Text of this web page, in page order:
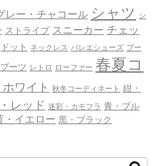
レー・チャコール シャツ
シ
ストライプ スニーカー チェッ
ドット ネックレス バレエシューズ ブー
ーツ レトロ ローファー 春夏コ
ワイト 秋冬コーディネート 紺・
レッド 迷彩・カモフラ 青・ブル
・イエロー 黒・ブラック